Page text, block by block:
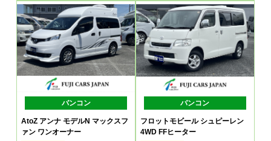
バンコン
AtoZ アンナ モデルN マックスフ
ァン ワンオーナー
バンコン
フロットモビール シュピーレン
4WD FFヒーター